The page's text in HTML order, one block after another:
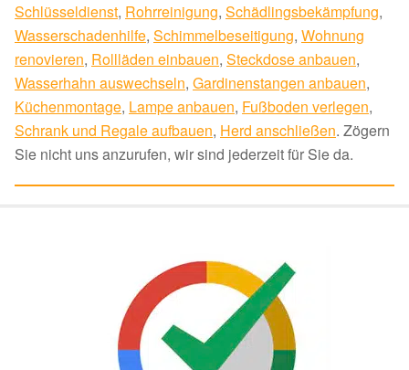
Schlüsseldienst, Rohrreinigung, Schädlingsbekämpfung,
Wasserschadenhilfe, Schimmelbeseitigung, Wohnung
renovieren, Rollläden einbauen, Steckdose anbauen,
Wasserhahn auswechseln, Gardinenstangen anbauen,
Küchenmontage, Lampe anbauen, Fußboden verlegen,
Schrank und Regale aufbauen, Herd anschließen. Zögern
Sie nicht uns anzurufen, wir sind jederzeit für Sie da.